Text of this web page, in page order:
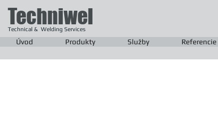
Techniwel
Technical & Welding Services
Úvod Produkty Služby Referencie